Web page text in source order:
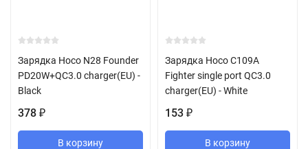
Зарядка Hoco N28 Founder
PD20W+QC3.0 charger(EU) -
Black
378 ₽
В корзину
Зарядка Hoco C109A
Fighter single port QC3.0
charger(EU) - White
153 ₽
В корзину